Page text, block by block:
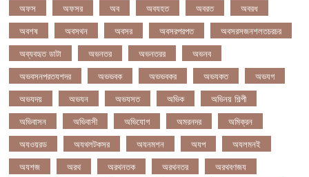
অফস
অফসর অব অবযহত অবরত
অবরধ
অবশষ
অবসথন অবসর অবসরপরপত
অবসরসজনশলতচরচর
অব্যবহৃত ডাটা
অভনতর অভনতরর
অভনব
অভবসনপরতযশদর
অভভবক অভভবকর অভযকত
অভযগ
অভযদয়
অভযন অভযসত অভিক
অভিনয় শিল্পী
অভিবাসন
অভিবাসী অভিযোগ অমরনদর
অমিক্রন
অযওয়রড
অযথলটকসর অযনমশন অযপ
অযলমনই
অযশজ
অরথ অরথনতক অরথনতর
অরথবণজয